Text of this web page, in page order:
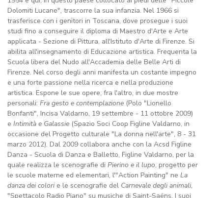
Dolomiti Lucane", trascorre la sua infanzia. Nel 1966 si
trasferisce con i genitori in Toscana, dove prosegue i suoi
studi fino a conseguire il diploma di Maestro d'Arte e Arte
applicata - Sezione di Pittura, all'Istituto d'Arte di Firenze. Si
abilita all'insegnamento di Educazione artistica. Frequenta la
Scuola libera del Nudo all'Accademia delle Belle Arti di
Firenze. Nel corso degli anni manifesta un costante impegno
e una forte passione nella ricerca e nella produzione
artistica. Espone le sue opere, fra l'altro, in due mostre
personali: Fra gesto e contemplazione (Polo "Lionello
Bonfanti", Incisa Valdarno, 19 settembre - 11 ottobre 2009)
e Intimità e Galassie (Spazio Soci Coop Figline Valdarno, in
occasione del Progetto culturale "La donna nell'arte", 8 - 31
marzo 2012). Dal 2009 collabora anche con la Acsd Figline
Danza - Scuola di Danza e Balletto, Figline Valdarno, per la
quale realizza le scenografie di Pierino e il lupo, progetto per
le scuole materne ed elementari, l'"Action Painting" ne La
danza dei colorie le scenografie del Carnevale degli animali,
"Spettacolo Radio Piano" su musiche di Saint-Saëns. I suoi